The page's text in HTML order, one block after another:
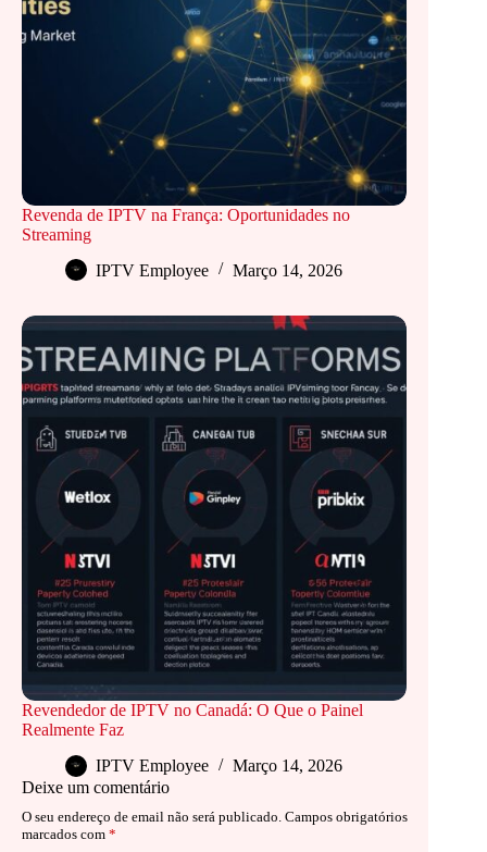
Revenda de IPTV na França: Oportunidades no
Streaming
IPTV Employee
Março 14, 2026
Revendedor de IPTV no Canadá: O Que o Painel
Realmente Faz
IPTV Employee
Março 14, 2026
Deixe um comentário
O seu endereço de email não será publicado. Campos obrigatórios
marcados com *